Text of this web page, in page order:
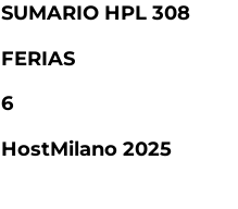
SUMARIO HPL 308
FERIAS
6
HostMilano 2025